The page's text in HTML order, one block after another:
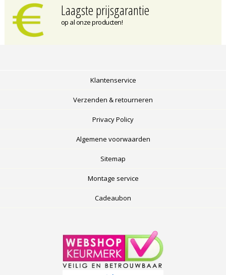
Laagste prijsgarantie
op al onze producten!
Klantenservice
Verzenden & retourneren
Privacy Policy
Algemene voorwaarden
Sitemap
Montage service
Cadeaubon